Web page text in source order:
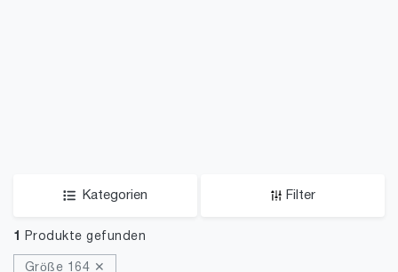
Kategorien Filter
1 Produkte gefunden
Größe 164 ✕